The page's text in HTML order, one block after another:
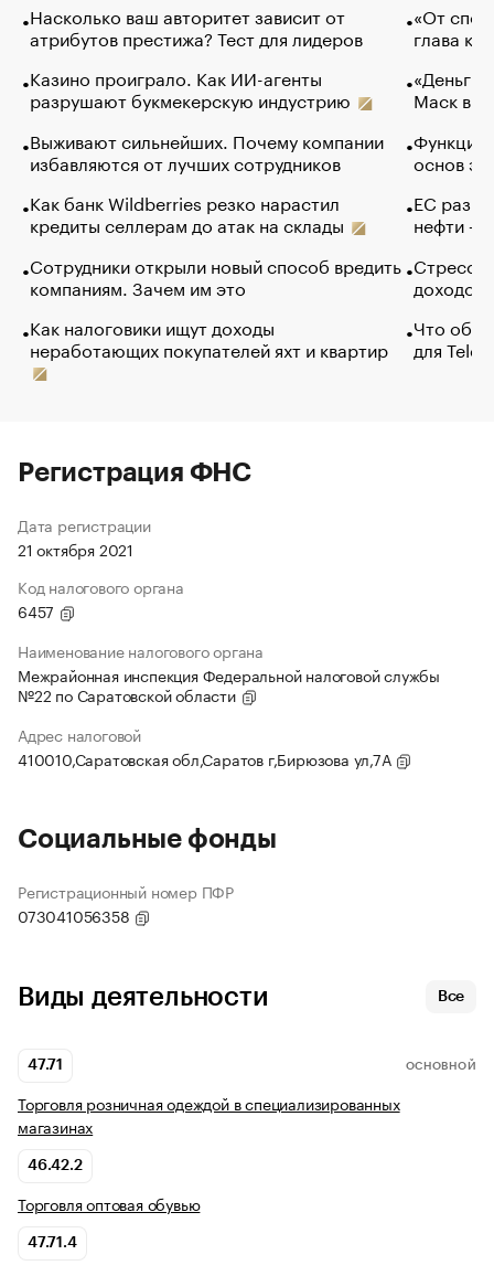
Насколько ваш авторитет зависит от
атрибутов престижа? Тест для лидеров
Казино проиграло. Как ИИ-агенты
разрушают букмекерскую индустрию
Выживают сильнейших. Почему компании
избавляются от лучших сотрудников
Как банк Wildberries резко нарастил
кредиты селлерам до атак на склады
Сотрудники открыли новый способ вредить
компаниям. Зачем им это
Как налоговики ищут доходы
неработающих покупателей яхт и квартир
«От
глава
«Деньги
Маск в
Функции
основ
ЕС
нефти —
Стресс
доходов
Что
для
Регистрация ФНС
Дата регистрации
21 октября 2021
Код налогового органа
6457
Наименование налогового органа
Межрайонная инспекция Федеральной налоговой службы
№22 по Саратовской области
Адрес налоговой
410010,Саратовская обл,Саратов г,Бирюзова ул,7А
Социальные фонды
Регистрационный номер ПФР
073041056358
Виды деятельности Все
47.71 ОСНОВНОЙ
Торговля розничная одеждой в специализированных
магазинах
46.42.2
Торговля оптовая обувью
47.71.4